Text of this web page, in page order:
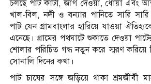
চলছে পাট কাটা, জাগ দেওয়া, ধোয়া এবং
খাল-বিল, নদী ও বন্যার পানিতে সারি
পাট যেন গ্রামবাংলার হারিয়ে যাওয়া
এনেছে। গ্রামের পথঘাটে শুকাতে দেওয়া
শোলার পরিচিত গন্ধ নতুন করে স্মরণ করিয়ে
সোনালি দিনের কথা।
পাট চাষের সঙ্গে জড়িয়ে থাকা শ্রমজীবী